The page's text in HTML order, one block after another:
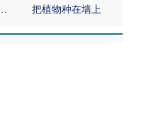
把植物种在墙上